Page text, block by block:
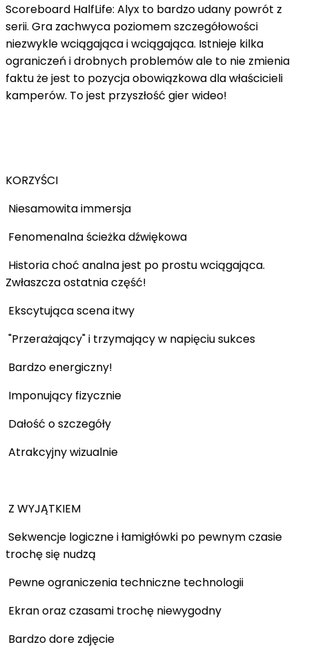
Scoreboard HalfLife: Alyx to bardzo udany powrót z
serii. Gra zachwyca poziomem szczegółowości
niezwykle wciągająca i wciągająca. Istnieje kilka
ograniczeń i drobnych problemów ale to nie zmienia
faktu że jest to pozycja obowiązkowa dla właścicieli
kamperów. To jest przyszłość gier wideo!
KORZYŚCI
Niesamowita immersja
Fenomenalna ścieżka dźwiękowa
Historia choć analna jest po prostu wciągająca.
Zwłaszcza ostatnia część!
Ekscytująca scena itwy
"Przerażający" i trzymający w napięciu sukces
Bardzo energiczny!
Imponujący fizycznie
Dałość o szczegóły
Atrakcyjny wizualnie
Z WYJĄTKIEM
Sekwencje logiczne i łamigłówki po pewnym czasie
trochę się nudzą
Pewne ograniczenia techniczne technologii
Ekran oraz czasami trochę niewygodny
Bardzo dore zdjęcie